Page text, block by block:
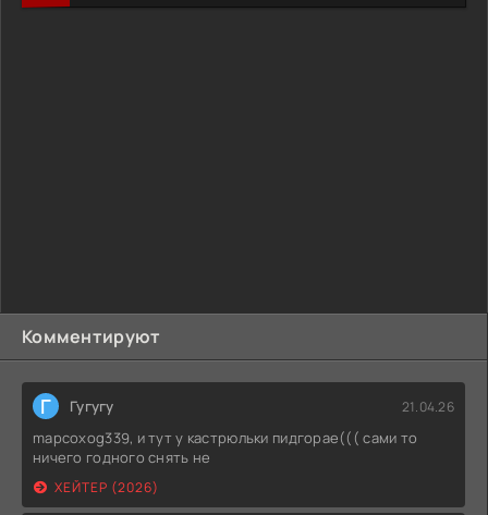
Комментируют
Г Гугугу 21.04.26
mapcoxog339, и тут у кастрюльки пидгорае((( сами то
ничего годного снять не
ХЕЙТЕР (2026)